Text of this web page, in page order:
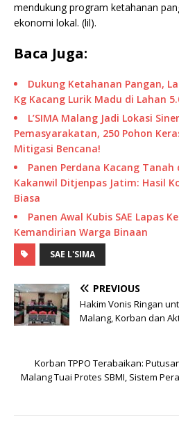
mendukung program ketahanan
ekonomi lokal. (lil).
Baca Juga:
Dukung Ketahanan Pangan,
Kg Kacang Lurik Madu di Lahan
L’SIMA Malang Jadi Lokasi
Pemasyarakatan, 250 Pohon
Mitigasi Bencana!
Panen Perdana Kacang Tanah
Kakanwil Ditjenpas Jatim: Hasil
Biasa
Panen Awal Kubis SAE Lapas
Kemandirian Warga Binaan
SAE L'SIMA
PREVIOUS
Hakim Vonis Ringan
Malang, Korban dan
Korban TPPO Terabaikan:
Malang Tuai Protes SBMI, Sistem